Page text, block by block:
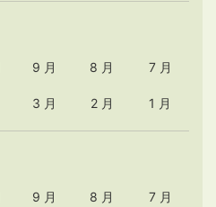
9 月 8 月 7 月
3 月 2 月 1 月
9 月 8 月 7 月